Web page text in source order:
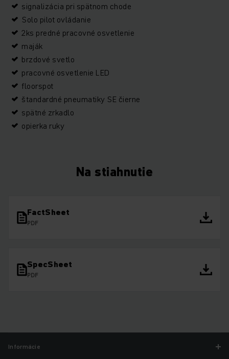
signalizácia pri spätnom chode
Solo pilot ovládanie
2ks predné pracovné osvetlenie
maják
brzdové svetlo
pracovné osvetlenie LED
floorspot
štandardné pneumatiky SE čierne
spätné zrkadlo
opierka ruky
Na stiahnutie
FactSheet
PDF
SpecSheet
PDF
Informácie